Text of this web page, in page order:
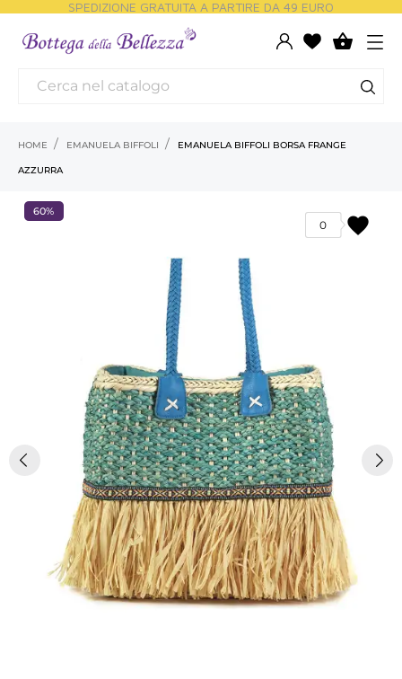
SPEDIZIONE GRATUITA A PARTIRE DA 49 EURO

HOME EMANUELA BIFFOLI EMANUELA BIFFOLI BORSA FRANGE
AZZURRA
favorite
0
60%